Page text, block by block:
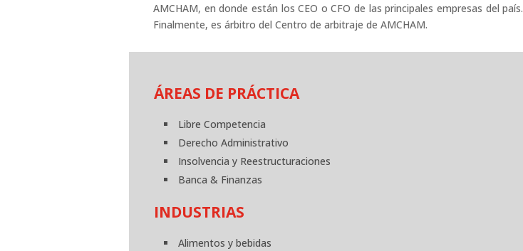
AMCHAM, en donde están los CEO o CFO de las principales empresas del país.
Finalmente, es árbitro del Centro de arbitraje de AMCHAM.
ÁREAS DE PRÁCTICA
Libre Competencia
Derecho Administrativo
Insolvencia y Reestructuraciones
Banca & Finanzas
INDUSTRIAS
Alimentos y bebidas